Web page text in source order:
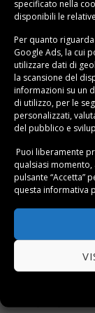
specificato nella
disponibili le
Per quanto
Google Ads, la cui
utilizzare dati di
la scansione del
informazioni su un
di utilizzo, per le
personalizzati,
del pubblico e
Puoi liberamente
qualsiasi
pulsante “Accetta”
questa informativa
L’illuminazione
particolare. La
durante il
per la sera. Una
regolabile è
colore intorno
naturale
questo tema
lettura con luci a
dettagliati.
Gli accessori
tavolino o una
e cuscini extra
scaffali libri
a
niente di più